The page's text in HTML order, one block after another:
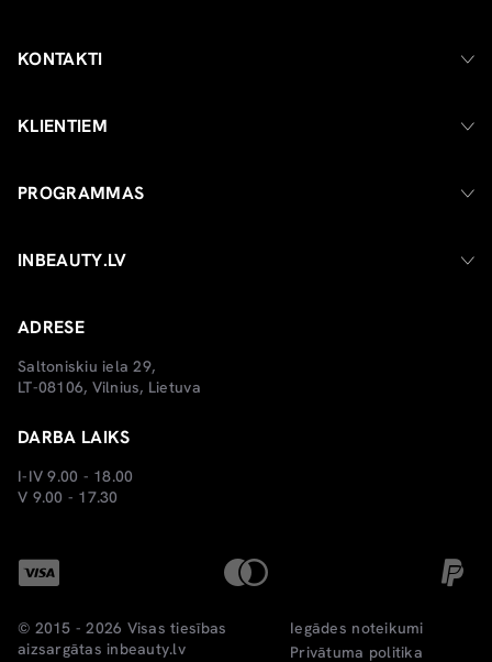
KONTAKTI
KLIENTIEM
PROGRAMMAS
INBEAUTY.LV
ADRESE
Saltoniskiu iela 29,
LT-08106, Vilnius, Lietuva
DARBA LAIKS
I-IV 9.00 - 18.00
V 9.00 - 17.30
© 2015 - 2026 Visas tiesības
aizsargātas inbeauty.lv
Iegādes noteikumi
Privātuma politika